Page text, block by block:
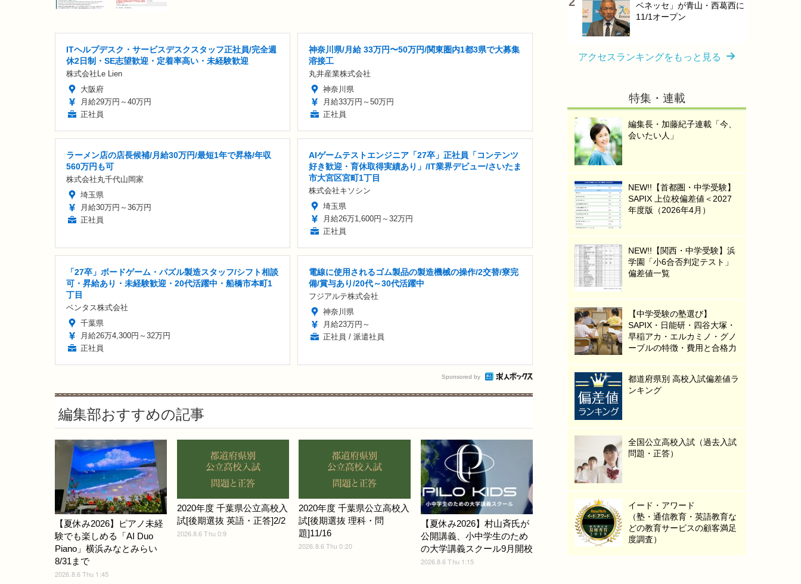
ITヘルプデスク・サービスデスクスタッフ正社員/完全週
休2日制・SE志望歓迎・定着率高い・未経験歓迎
株式会社Le Lien
大阪府
月給29万円～40万円
正社員
神奈川県/月給 33万円〜50万円/関東圏内1都3県で大募集
溶接工
丸井産業株式会社
神奈川県
月給33万円～50万円
正社員
ラーメン店の店長候補/月給30万円/最短1年で昇格/年収
560万円も可
株式会社丸千代山岡家
埼玉県
月給30万円～36万円
正社員
AIゲームテストエンジニア「27卒」正社員「コンテンツ
好き歓迎・育休取得実績あり」/IT業界デビュー/さいたま
市大宮区宮町1丁目
株式会社キソシン
埼玉県
月給26万1,600円～32万円
正社員
「27卒」ボードゲーム・パズル製造スタッフ/シフト相談
可・昇給あり・未経験歓迎・20代活躍中・船橋市本町1
丁目
ベンタス株式会社
千葉県
月給26万4,300円～32万円
正社員
電線に使用されるゴム製品の製造機械の操作/2交替/寮完
備/賞与あり/20代～30代活躍中
フジアルテ株式会社
神奈川県
月給23万円～
正社員 / 派遣社員
Sponsored by
編集部おすすめの記事
【夏休み2026】ピアノ未経
験でも楽しめる「AI Duo
Piano」横浜みなとみらい
8/31まで
2026.8.6 Thu 1:45
2020年度 千葉県公立高校入
試[後期選抜 英語・正答]2/2
2026.8.6 Thu 0:9
2020年度 千葉県公立高校入
試[後期選抜 理科・問
題]11/16
2026.8.6 Thu 0:20
【夏休み2026】村山斉氏が
公開講義、小中学生のため
の大学講義スクール9月開校
2026.8.6 Thu 1:15
ベネッセ」が青山・西葛西に
11/1オープン
アクセスランキングをもっと見る
特集・連載
編集長・加藤紀子連載「今、
会いたい人」
NEW!!【首都圏・中学受験】
SAPIX 上位校偏差値＜2027
年度版（2026年4月）
NEW!!【関西・中学受験】浜
学園「小6合否判定テスト」
偏差値一覧
【中学受験の塾選び】
SAPIX・日能研・四谷大塚・
早稲アカ・エルカミノ・グノ
ーブルの特徴・費用と合格力
都道府県別 高校入試偏差値ラ
ンキング
全国公立高校入試（過去入試
問題・正答）
イード・アワード
（塾・通信教育・英語教育な
どの教育サービスの顧客満足
度調査）